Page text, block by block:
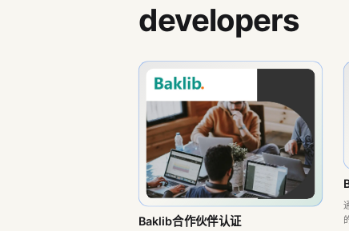
developers
Baklib合作伙伴认证